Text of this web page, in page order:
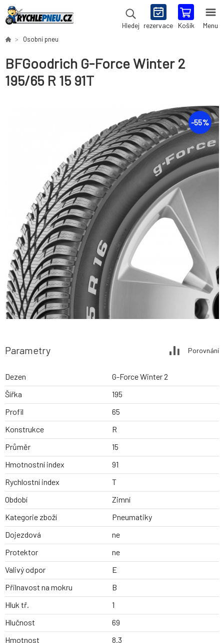
Hledej rezervace Košík Menu
Osobní pneu
BFGoodrich G-Force Winter 2
195/65 R 15 91T
-55%
Parametry Porovnání
Dezen
G-Force Winter 2
Šířka
195
Profil
65
Konstrukce
R
Průměr
15
Hmotnostní index
91
Rychlostní index
T
Období
Zimní
Kategorie zboží
Pneumatiky
Dojezdová
ne
Protektor
ne
Valivý odpor
E
Přilnavost na mokru
B
Hluk tř.
1
Hlučnost
69
Hmotnost
8.3